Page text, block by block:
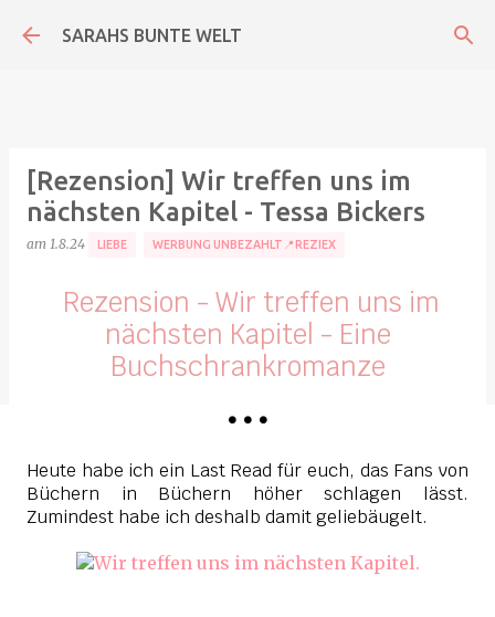
Direkt zum Hauptbereich
SARAHS BUNTE WELT
[Rezension] Wir treffen uns im
nächsten Kapitel - Tessa Bickers
am 1.8.24 LIEBE WERBUNG UNBEZAHLT📍REZIEX
Rezension - Wir treffen uns im
nächsten Kapitel - Eine
Buchschrankromanze
• • •
Heute habe ich ein Last Read für euch, das Fans von
Büchern in Büchern höher schlagen lässt.
Zumindest habe ich deshalb damit geliebäugelt.